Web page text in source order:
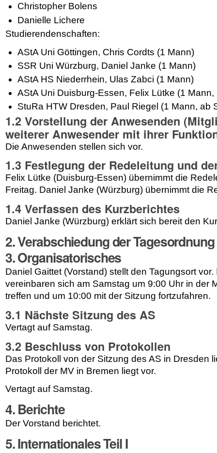
Christopher Bolens
Danielle Lichere
Studierendenschaften:
AStA Uni Göttingen, Chris Cordts (1 Mann)
SSR Uni Würzburg, Daniel Janke (1 Mann)
AStA HS Niederrhein, Ulas Zabci (1 Mann)
AStA Uni Duisburg-Essen, Felix Lütke (1
StuRa HTW Dresden, Paul Riegel (1 Mann, ab
1.2 Vorstellung der Anwesenden
weiterer Anwesender mit ihrer
Die Anwesenden stellen sich vor.
1.3 Festlegung der Redeleitung und
Felix Lütke (Duisburg-Essen) übernimmt die
Freitag. Daniel Janke (Würzburg) übernimmt die
1.4 Verfassen des Kurzberichtes
Daniel Janke (Würzburg) erklärt sich bereit den
2. Verabschiedung der Tagesordnung
3. Organisatorisches
Daniel Gaittet (Vorstand) stellt den Tagungsort
vereinbaren sich am Samstag um 9:00 Uhr in der
treffen und um 10:00 mit der Sitzung fortzufahren.
3.1 Nächste Sitzung des AS
Vertagt auf Samstag.
3.2 Beschluss von Protokollen
Das Protokoll von der Sitzung des AS in Dresden
Protokoll der MV in Bremen liegt vor.
Vertagt auf Samstag.
4. Berichte
Der Vorstand berichtet.
5. Internationales Teil I